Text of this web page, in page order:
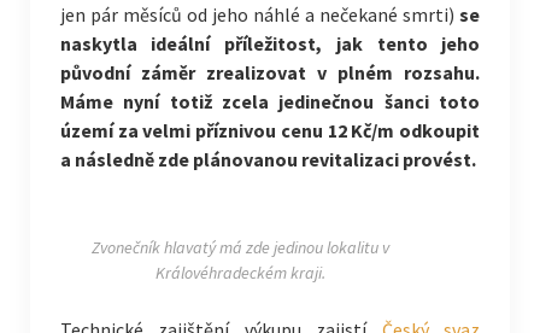
jen pár měsíců od jeho náhlé a nečekané smrti)se
naskytla ideální příležitost, jak tento jeho
původní záměr zrealizovat v plném rozsahu.
Máme nyní totiž zcela jedinečnou šanci toto
území za velmi příznivou cenu 12 Kč/m odkoupit
a následně zde plánovanou revitalizaci provést.
Zvonečník hlavatý má zde jedinou lokalitu v
Královéhradec​kém kraji.